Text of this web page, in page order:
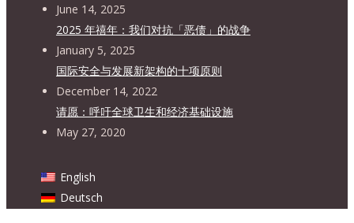
June 14, 2025
2025 年禧年：我们对抗「恶债」的战争
January 5, 2025
国际安全与发展新架构的十项原则
December 14, 2022
请愿：呼吁全球卫生和经济基础设施
May 27, 2020
English
Deutsch